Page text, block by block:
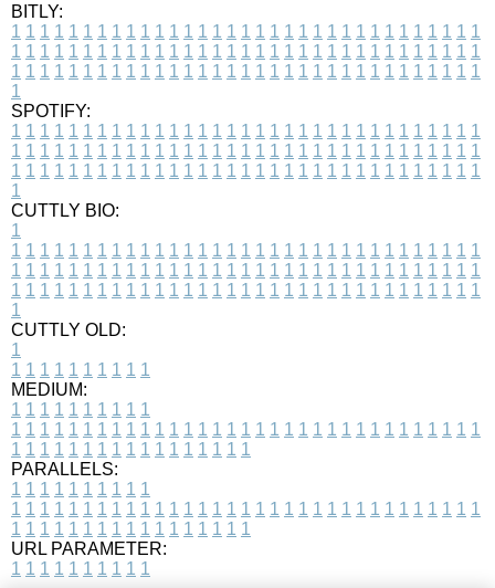
BITLY:
1 1 1 1 1 1 1 1 1 1 1 1 1 1 1 1 1 1 1 1 1 1 1 1 1 1 1 1 1 1 1 1 1
1 1 1 1 1 1 1 1 1 1 1 1 1 1 1 1 1 1 1 1 1 1 1 1 1 1 1 1 1 1 1 1 1
1 1 1 1 1 1 1 1 1 1 1 1 1 1 1 1 1 1 1 1 1 1 1 1 1 1 1 1 1 1 1 1 1
1
SPOTIFY:
1 1 1 1 1 1 1 1 1 1 1 1 1 1 1 1 1 1 1 1 1 1 1 1 1 1 1 1 1 1 1 1 1
1 1 1 1 1 1 1 1 1 1 1 1 1 1 1 1 1 1 1 1 1 1 1 1 1 1 1 1 1 1 1 1 1
1 1 1 1 1 1 1 1 1 1 1 1 1 1 1 1 1 1 1 1 1 1 1 1 1 1 1 1 1 1 1 1 1
1
CUTTLY BIO:
1
1 1 1 1 1 1 1 1 1 1 1 1 1 1 1 1 1 1 1 1 1 1 1 1 1 1 1 1 1 1 1 1 1
1 1 1 1 1 1 1 1 1 1 1 1 1 1 1 1 1 1 1 1 1 1 1 1 1 1 1 1 1 1 1 1 1
1 1 1 1 1 1 1 1 1 1 1 1 1 1 1 1 1 1 1 1 1 1 1 1 1 1 1 1 1 1 1 1 1
1
CUTTLY OLD:
1
1 1 1 1 1 1 1 1 1 1
MEDIUM:
1 1 1 1 1 1 1 1 1 1
1 1 1 1 1 1 1 1 1 1 1 1 1 1 1 1 1 1 1 1 1 1 1 1 1 1 1 1 1 1 1 1 1
1 1 1 1 1 1 1 1 1 1 1 1 1 1 1 1 1
PARALLELS:
1 1 1 1 1 1 1 1 1 1
1 1 1 1 1 1 1 1 1 1 1 1 1 1 1 1 1 1 1 1 1 1 1 1 1 1 1 1 1 1 1 1 1
1 1 1 1 1 1 1 1 1 1 1 1 1 1 1 1 1
URL PARAMETER:
1 1 1 1 1 1 1 1 1 1